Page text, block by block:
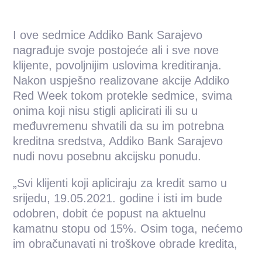
I ove sedmice Addiko Bank Sarajevo
nagrađuje svoje postojeće ali i sve nove
klijente, povoljnijim uslovima kreditiranja.
Nakon uspješno realizovane akcije Addiko
Red Week tokom protekle sedmice, svima
onima koji nisu stigli aplicirati ili su u
međuvremenu shvatili da su im potrebna
kreditna sredstva, Addiko Bank Sarajevo
nudi novu posebnu akcijsku ponudu.
„Svi klijenti koji apliciraju za kredit samo u
srijedu, 19.05.2021. godine i isti im bude
odobren, dobit će popust na aktuelnu
kamatnu stopu od 15%. Osim toga, nećemo
im obračunavati ni troškove obrade kredita,